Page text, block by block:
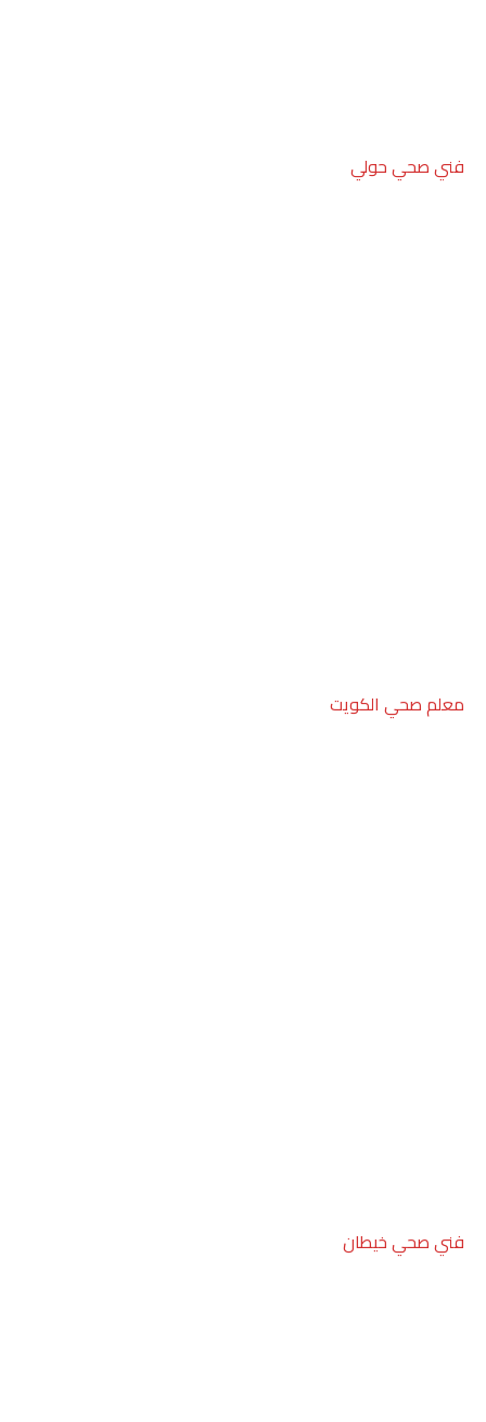
فني صحي حولي
معلم صحي الكويت
فني صحي خيطان